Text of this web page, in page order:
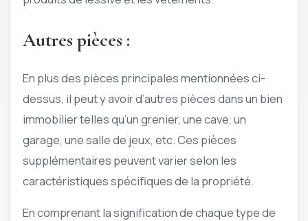
Autres pièces :
En plus des pièces principales mentionnées ci-
dessus, il peut y avoir d’autres pièces dans un bien
immobilier telles qu’un grenier, une cave, un
garage, une salle de jeux, etc. Ces pièces
supplémentaires peuvent varier selon les
caractéristiques spécifiques de la propriété.
En comprenant la signification de chaque type de